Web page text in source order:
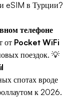
eSIM в Турции?
телефоне
от Pocket WiFi
поездок. 💡
спотах вроде
к 2026.